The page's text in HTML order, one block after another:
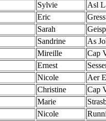
Sylvie
Asl
Eric
Sarah
Sandrine
As
Mireille
Cap
Ernest
Nicole
Aer
Christine
Cap
Marie
Nicole